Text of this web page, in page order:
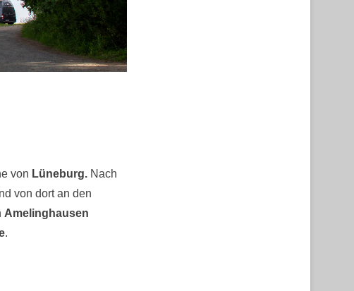
von Lüneburg. Nach
von dort an den
Amelinghausen
.